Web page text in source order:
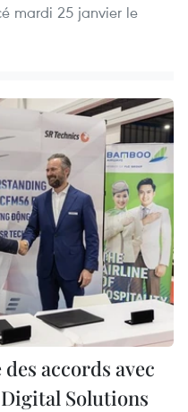
mardi 25 janvier le
accords avec
Solutions